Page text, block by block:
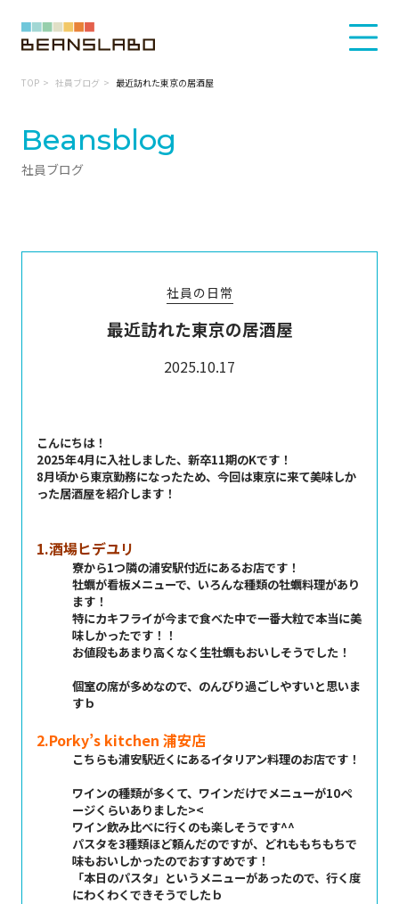
TOP 社員ブログ 最近訪れた東京の居酒屋
Beansblog
社員ブログ
社員の日常
最近訪れた東京の居酒屋
2025.10.17
こんにちは！
2025年4月に入社しました、新卒11期のKです！
8月頃から東京勤務になったため、今回は東京に来て美味しか
った居酒屋を紹介します！
1.酒場ヒデユリ
寮から1つ隣の浦安駅付近にあるお店です！
牡蠣が看板メニューで、いろんな種類の牡蠣料理があり
ます！
特にカキフライが今まで食べた中で一番大粒で本当に美
味しかったです！！
お値段もあまり高くなく生牡蠣もおいしそうでした！
個室の席が多めなので、のんびり過ごしやすいと思いま
すｂ
2.Porky’s kitchen 浦安店
こちらも浦安駅近くにあるイタリアン料理のお店です！
ワインの種類が多くて、ワインだけでメニューが10ペ
ージくらいありました><
ワイン飲み比べに行くのも楽しそうです^^
パスタを3種類ほど頼んだのですが、どれももちもちで
味もおいしかったのでおすすめです！
「本日のパスタ」というメニューがあったので、行く度
にわくわくできそうでしたｂ